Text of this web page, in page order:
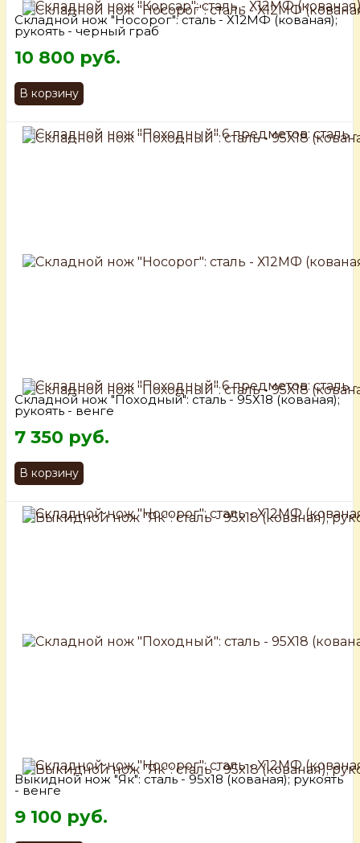
Складной нож "Носорог": сталь - Х12МФ (кованая);
рукоять - черный граб
10 800 руб.
В корзину
Складной нож "Походный": сталь - 95Х18 (кованая);
рукоять - венге
7 350 руб.
В корзину
Выкидной нож "Як": сталь - 95х18 (кованая); рукоять
- венге
9 100 руб.